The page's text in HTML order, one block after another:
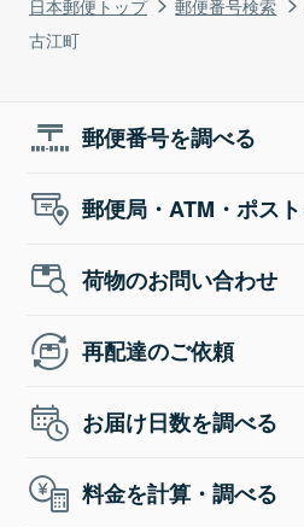
古江町
郵便番号を調べる
郵便局・ATM・ポス
荷物のお問い合わせ
再配達のご依頼
お届け日数を調べる
料金を計算・調べる